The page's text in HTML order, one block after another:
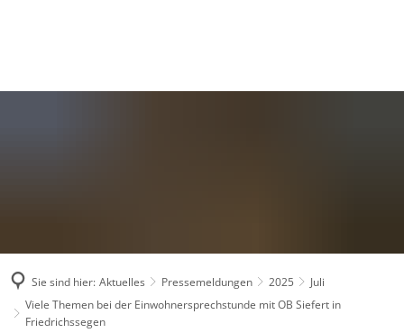
Sie sind hier: Aktuelles Pressemeldungen 2025
Juli
Viele Themen bei der Einwohnersprechstunde mit OB Siefert in
Friedrichssegen